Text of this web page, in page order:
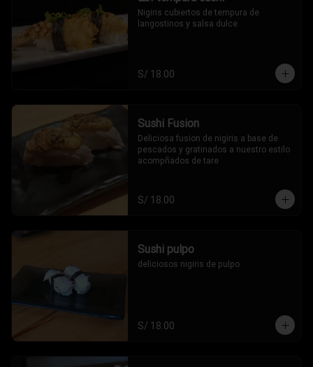
Nigiris cubiertos de tempura de
langostinos y salsa dulce
S/ 18.00
Sushi Fusion
Deliciosa fusion de nigiris a base de
pescados y gratinados a nuestro estilo
acompñados de tare
S/ 18.00
Sushi pulpo
deliciosos nigiris de pulpo
S/ 18.00